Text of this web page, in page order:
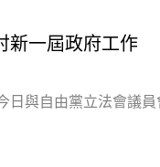
新一屆政府工作
日與自由黨立法會議